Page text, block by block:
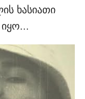
ხასიათი
იყო...